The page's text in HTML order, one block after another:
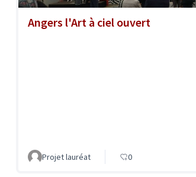
Angers l'Art à ciel ouvert
Projet lauréat 0